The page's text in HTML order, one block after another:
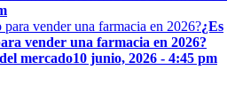
¿Es
vender una farmacia en 2026?
mercado10 junio, 2026 - 4:45 pm